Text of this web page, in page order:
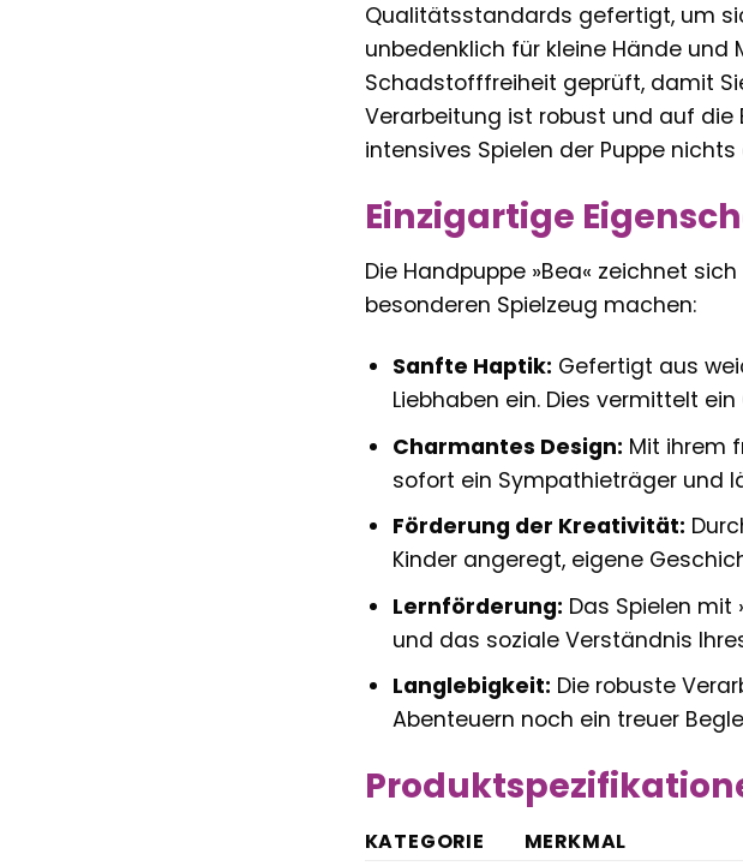
Qualitätsstandards gefertigt, um
unbedenklich für kleine Hände
Schadstofffreiheit geprüft, damit
Verarbeitung ist robust und auf
intensives Spielen der Puppe
Einzigartige
Die Handpuppe »Bea« zeichnet
besonderen Spielzeug machen:
Sanfte Haptik: Gefertigt aus
Liebhaben ein. Dies vermittelt
Charmantes Design: Mit ihrem
sofort ein Sympathieträger und
Förderung der Kreativität:
Kinder angeregt, eigene
Lernförderung: Das Spielen
und das soziale Verständnis
Langlebigkeit: Die robuste
Abenteuern noch ein treuer
KATEGORIE
MERKMAL